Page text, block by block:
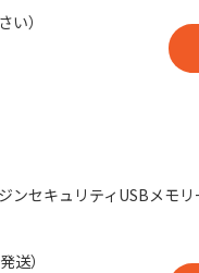
）
ンセキュリティUSBメモ
送）